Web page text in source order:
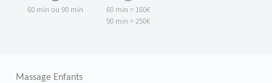
60 min ou 90 min
60 min = 160€
90 min = 250€
Massage Enfants